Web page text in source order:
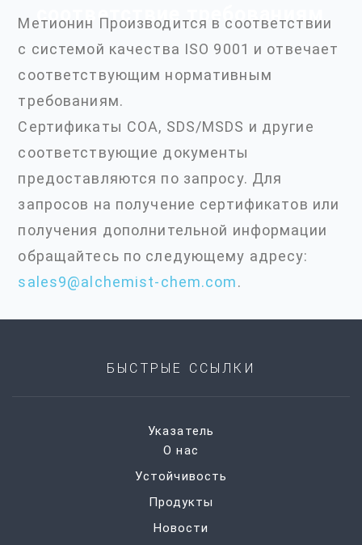
соответствие требованиям
Метионин Производится в соответствии
с системой качества ISO 9001 и отвечает
соответствующим нормативным
требованиям.
Сертификаты COA, SDS/MSDS и другие
соответствующие документы
предоставляются по запросу. Для
запросов на получение сертификатов или
получения дополнительной информации
обращайтесь по следующему адресу:
sales9@alchemist-chem.com.
БЫСТРЫЕ ССЫЛКИ
Указатель
О нас
Устойчивость
Продукты
Новости